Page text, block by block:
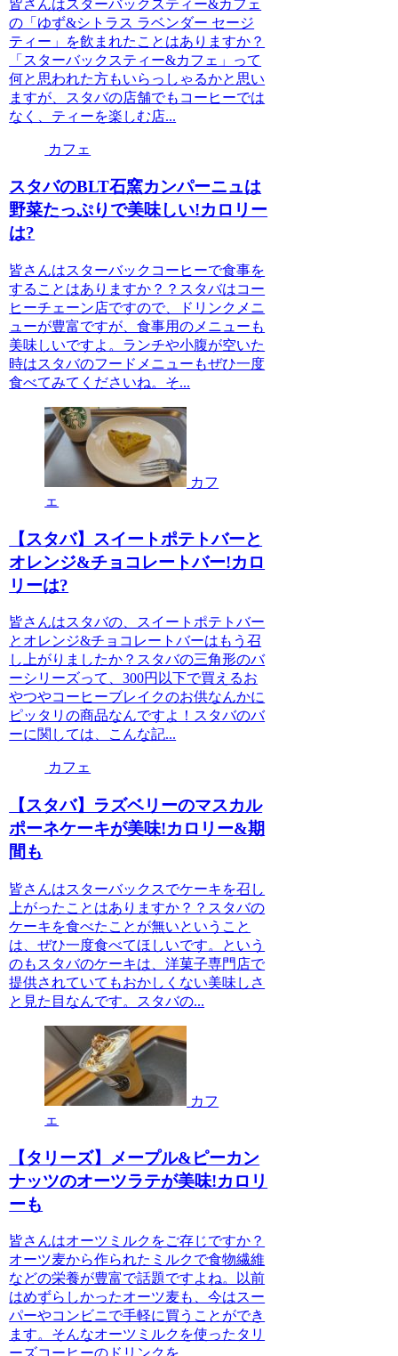
皆さんはスターバックスティー&カフェ
の「ゆず&シトラス ラベンダー セージ
ティー」を飲まれたことはありますか？
「スターバックスティー&カフェ」って
何と思われた方もいらっしゃるかと思い
ますが、スタバの店舗でもコーヒーでは
なく、ティーを楽しむ店...
カフェ
スタバのBLT石窯カンパーニュは
野菜たっぷりで美味しい!カロリー
は?
皆さんはスターバックコーヒーで食事を
することはありますか？？スタバはコー
ヒーチェーン店ですので、ドリンクメニ
ューが豊富ですが、食事用のメニューも
美味しいですよ。ランチや小腹が空いた
時はスタバのフードメニューもぜひ一度
食べてみてくださいね。そ...
カフ
ェ
【スタバ】スイートポテトバーと
オレンジ&チョコレートバー!カロ
リーは?
皆さんはスタバの、スイートポテトバー
とオレンジ&チョコレートバーはもう召
し上がりましたか？スタバの三角形のバ
ーシリーズって、300円以下で買えるお
やつやコーヒーブレイクのお供なんかに
ピッタリの商品なんですよ！スタバのバ
ーに関しては、こんな記...
カフェ
【スタバ】ラズベリーのマスカル
ポーネケーキが美味!カロリー&期
間も
皆さんはスターバックスでケーキを召し
上がったことはありますか？？スタバの
ケーキを食べたことが無いということ
は、ぜひ一度食べてほしいです。という
のもスタバのケーキは、洋菓子専門店で
提供されていてもおかしくない美味しさ
と見た目なんです。スタバの...
カフ
ェ
【タリーズ】メープル&ピーカン
ナッツのオーツラテが美味!カロリ
ーも
皆さんはオーツミルクをご存じですか？
オーツ麦から作られたミルクで食物繊維
などの栄養が豊富で話題ですよね。以前
はめずらしかったオーツ麦も、今はスー
パーやコンビニで手軽に買うことができ
ます。そんなオーツミルクを使ったタリ